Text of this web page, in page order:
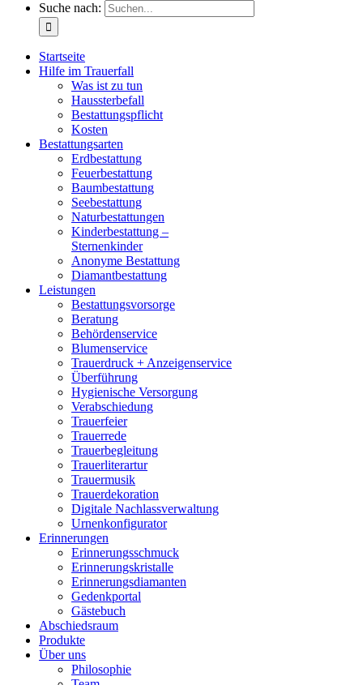
Suche nach:
Startseite
Hilfe im Trauerfall
Was ist zu tun
Haussterbefall
Bestattungspflicht
Kosten
Bestattungsarten
Erdbestattung
Feuerbestattung
Baumbestattung
Seebestattung
Naturbestattungen
Kinderbestattung –
Sternenkinder
Anonyme Bestattung
Diamantbestattung
Leistungen
Bestattungsvorsorge
Beratung
Behördenservice
Blumenservice
Trauerdruck + Anzeigenservice
Überführung
Hygienische Versorgung
Verabschiedung
Trauerfeier
Trauerrede
Trauerbegleitung
Trauerliterartur
Trauermusik
Trauerdekoration
Digitale Nachlassverwaltung
Urnenkonfigurator
Erinnerungen
Erinnerungsschmuck
Erinnerungskristalle
Erinnerungsdiamanten
Gedenkportal
Gästebuch
Abschiedsraum
Produkte
Über uns
Philosophie